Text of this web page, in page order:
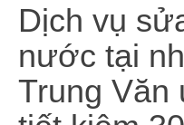
Dịch vụ
nước tại
Trung Văn